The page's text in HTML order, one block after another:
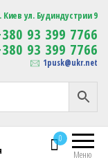
Изготовление
сувенирной продукции
с логотипом
Киев ул. Будиндустрии 9
93 399 7766
93 399 7766
1pusk@ukr.net
Меню
0